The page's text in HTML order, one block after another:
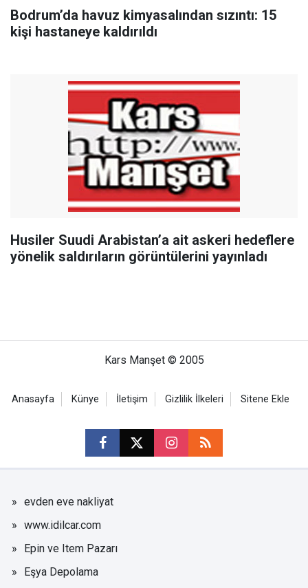
Bodrum’da havuz kimyasalından sızıntı: 15
kişi hastaneye kaldırıldı
Husiler Suudi Arabistan’a ait askeri hedeflere
yönelik saldırıların görüntülerini yayınladı
Kars Manşet © 2005
Anasayfa Künye İletişim Gizlilik İlkeleri Sitene Ekle
evden eve nakliyat
www.idilcar.com
Epin ve Item Pazarı
Eşya Depolama